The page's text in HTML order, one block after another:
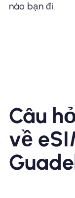
nào bạn đi.
Câu
về